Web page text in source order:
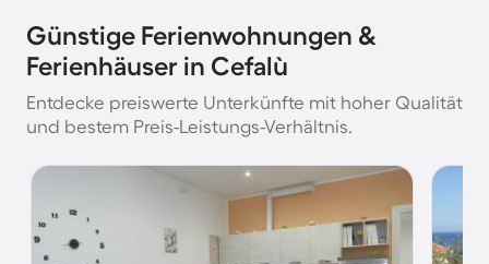
Günstige Ferienwohnungen &
Ferienhäuser in Cefalù
Entdecke preiswerte Unterkünfte mit hoher Qualität
und bestem Preis-Leistungs-Verhältnis.